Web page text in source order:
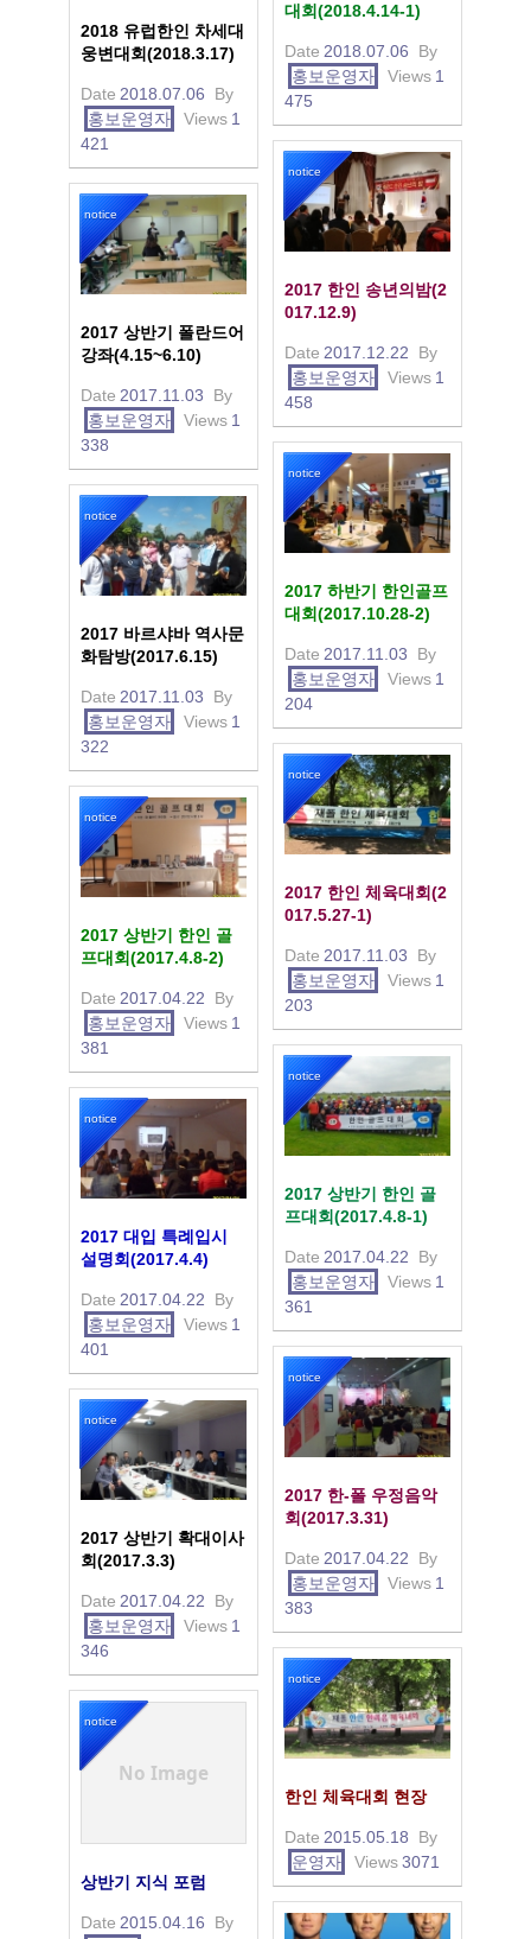
대회(2018.4.14-1)
Date 2018.07.06
By
홍보운영자
Views 1
475
2018 유럽한인 차세대
웅변대회(2018.3.17)
Date 2018.07.06
By
홍보운영자
Views 1
421
notice
2017 한인 송년의밤(2
017.12.9)
Date 2017.12.22
By
홍보운영자
Views 1
458
notice
2017 상반기 폴란드어
강좌(4.15~6.10)
Date 2017.11.03
By
홍보운영자
Views 1
338
notice
2017 하반기 한인골프
대회(2017.10.28-2)
Date 2017.11.03
By
홍보운영자
Views 1
204
notice
2017 바르샤바 역사문
화탐방(2017.6.15)
Date 2017.11.03
By
홍보운영자
Views 1
322
notice
2017 한인 체육대회(2
017.5.27-1)
Date 2017.11.03
By
홍보운영자
Views 1
203
notice
2017 상반기 한인 골
프대회(2017.4.8-2)
Date 2017.04.22
By
홍보운영자
Views 1
381
notice
2017 상반기 한인 골
프대회(2017.4.8-1)
Date 2017.04.22
By
홍보운영자
Views 1
361
notice
2017 대입 특례입시
설명회(2017.4.4)
Date 2017.04.22
By
홍보운영자
Views 1
401
notice
2017 한-폴 우정음악
회(2017.3.31)
Date 2017.04.22
By
홍보운영자
Views 1
383
notice
2017 상반기 확대이사
회(2017.3.3)
Date 2017.04.22
By
홍보운영자
Views 1
346
notice
한인 체육대회 현장
Date 2015.05.18
By
운영자
Views3071
No Image
notice
상반기 지식 포럼
Date 2015.04.16
By